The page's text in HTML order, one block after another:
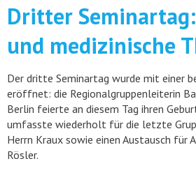
Dritter
und medizinische
Der dritte Seminartag wurde mit einer
eröffnet: die Regionalgruppenleiterin
Berlin feierte an diesem Tag ihren
umfasste wiederholt für die letzte
Herrn Kraux sowie einen Austausch für
Rösler.